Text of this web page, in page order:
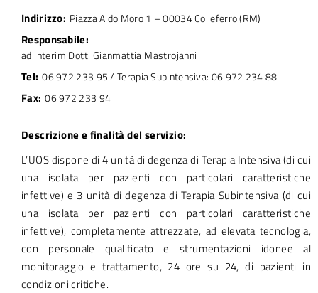
Indirizzo: Piazza Aldo Moro 1 – 00034 Colleferro (RM)
Responsabile:
ad interim Dott. Gianmattia Mastrojanni
Tel: 06 972 233 95 / Terapia Subintensiva: 06 972 234 88
Fax: 06 972 233 94
Descrizione e finalità del servizio:
L’UOS dispone di 4 unità di degenza di Terapia Intensiva (di cui
una isolata per pazienti con particolari caratteristiche
infettive) e 3 unità di degenza di Terapia Subintensiva (di cui
una isolata per pazienti con particolari caratteristiche
infettive), completamente attrezzate, ad elevata tecnologia,
con personale qualificato e strumentazioni idonee al
monitoraggio e trattamento, 24 ore su 24, di pazienti in
condizioni critiche.